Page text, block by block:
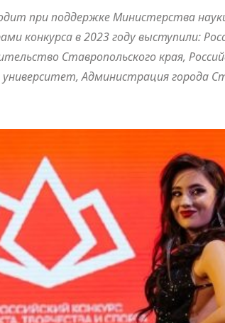
при поддержке Министерства
конкурса в 2023 году выступили:
Ставропольского края,
Администрация города